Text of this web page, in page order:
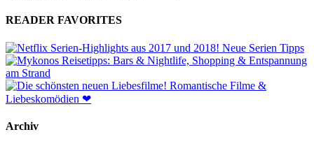
READER FAVORITES
Archiv